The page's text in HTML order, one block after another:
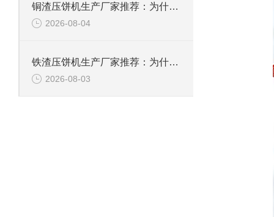
铜渣压饼机生产厂家推荐：为什么恩派特成为众多企业的信赖？
2026-08-04
铁渣压饼机生产厂家推荐：为什么恩派特成为众多企业的优选？
2026-08-03